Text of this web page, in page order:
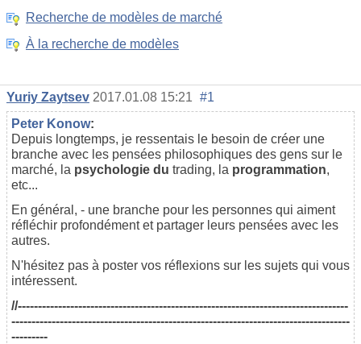
Recherche de modèles de marché
À la recherche de modèles
Yuriy Zaytsev 2017.01.08 15:21 #1
Реter Konow:
Depuis longtemps, je ressentais le besoin de créer une
branche avec les pensées philosophiques des gens sur le
marché, la psychologie du trading, la programmation,
etc...
En général, - une branche pour les personnes qui aiment
réfléchir profondément et partager leurs pensées avec les
autres.
N'hésitez pas à poster vos réflexions sur les sujets qui vous
intéressent.
//----------------------------------------------------------------------------------
------------------------------------------------------------------------------------
---------